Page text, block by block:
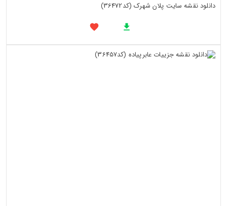
دانلود نقشه سایت پلان شهرک (کد36472)